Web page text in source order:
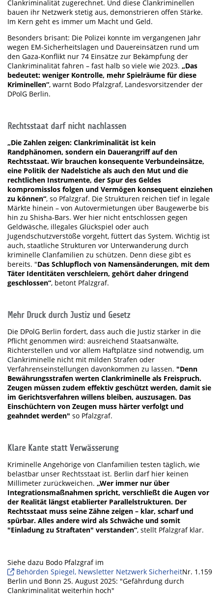
Clankriminalität zugerechnet. Und diese Clankriminellen
bauen ihr Netzwerk stetig aus, demonstrieren offen Stärke.
Im Kern geht es immer um Macht und Geld.
Besonders brisant: Die Polizei konnte im vergangenen Jahr
wegen EM-Sicherheitslagen und Dauereinsätzen rund um
den Gaza-Konflikt nur 74 Einsätze zur Bekämpfung der
Clankriminalität fahren – fast halb so viele wie 2023. „Das
bedeutet: weniger Kontrolle, mehr Spielräume für diese
Kriminellen“, warnt Bodo Pfalzgraf, Landesvorsitzender der
DPolG Berlin.
Rechtsstaat darf nicht nachlassen
„Die Zahlen zeigen: Clankriminalität ist kein
Randphänomen, sondern ein Dauerangriff auf den
Rechtsstaat. Wir brauchen konsequente Verbundeinsätze,
eine Politik der Nadelstiche als auch den Mut und die
rechtlichen Instrumente, der Spur des Geldes
kompromisslos folgen und Vermögen konsequent einziehen
zu können“, so Pfalzgraf. Die Strukturen reichen tief in legale
Märkte hinein – von Autovermietungen über Baugewerbe bis
hin zu Shisha-Bars. Wer hier nicht entschlossen gegen
Geldwäsche, illegales Glückspiel oder auch
Jugendschutzverstöße vorgeht, füttert das System. Wichtig ist
auch, staatliche Strukturen vor Unterwanderung durch
kriminelle Clanfamilien zu schützen. Denn diese gibt es
bereits. "Das Schlupfloch von Namensänderungen, mit dem
Täter Identitäten verschleiern, gehört daher dringend
geschlossen“, betont Pfalzgraf.
Mehr Druck durch Justiz und Gesetz
Die DPolG Berlin fordert, dass auch die Justiz stärker in die
Pflicht genommen wird: ausreichend Staatsanwälte,
Richterstellen und vor allem Haftplätze sind notwendig, um
Clankriminelle nicht mit milden Strafen oder
Verfahrenseinstellungen davonkommen zu lassen. "Denn
Bewährungsstrafen werten Clankriminelle als Freispruch.
Zeugen müssen zudem effektiv geschützt werden, damit sie
im Gerichtsverfahren willens bleiben, auszusagen. Das
Einschüchtern von Zeugen muss härter verfolgt und
geahndet werden" so Pfalzgraf.
Klare Kante statt Verwässerung
Kriminelle Angehörige von Clanfamilien testen täglich, wie
belastbar unser Rechtsstaat ist. Berlin darf hier keinen
Millimeter zurückweichen. „Wer immer nur über
Integrationsmaßnahmen spricht, verschließt die Augen vor
der Realität längst etablierter Parallelstrukturen. Der
Rechtsstaat muss seine Zähne zeigen – klar, scharf und
spürbar. Alles andere wird als Schwäche und somit
"Einladung zu Straftaten" verstanden“, stellt Pfalzgraf klar.
Siehe dazu Bodo Pfalzgraf im
Behörden Spiegel, Newsletter Netzwerk SicherheitNr. 1.159
Berlin und Bonn 25. August 2025: "Gefährdung durch
Clankriminalität weiterhin hoch"